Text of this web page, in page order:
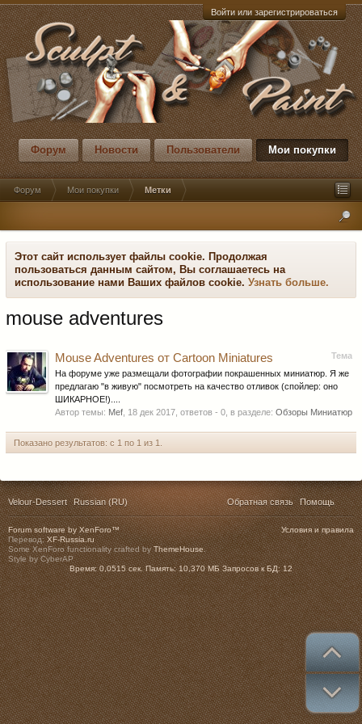
Войти или зарегистрироваться
Форум Новости Пользователи Мои покупки
Форум Мои покупки Метки
Этот сайт использует файлы cookie. Продолжая
пользоваться данным сайтом, Вы соглашаетесь на
использование нами Ваших файлов cookie. Узнать больше.
mouse adventures
Тема
Mouse Adventures от Cartoon Miniatures
На форуме уже размещали фотографии покрашенных миниатюр. Я же
предлагаю "в живую" посмотреть на качество отливок (спойлер: оно
ШИКАРНОЕ!)....
Автор темы: Mef 18 дек 2017 , ответов - 0, в разделе: Обзоры Миниатюр
Показано результатов: с 1 по 1 из 1.
Velour-Dessert Russian (RU) Обратная связь Помощь
Условия и правила
Forum software by XenForo™
Перевод:XF-Russia.ru
Some XenForo functionality crafted byThemeHouse.
Style by CyberAP
Время: 0,0515 сек. Память: 10,370 МБ Запросов к БД: 12